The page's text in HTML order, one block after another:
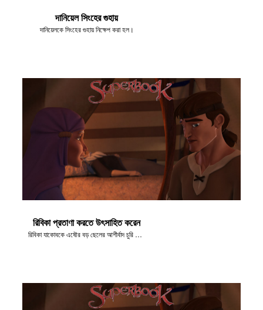
দানিয়েল সিংহের গুহায়
দানিয়েলকে সিংহের গুহায় নিক্ষেপ করা হল।
রিবিকা প্রতাণা করতে উৎসাহিত করেন
রিবিকা যাকোবকে এষৌর বড় ছেলের আশীর্বাদ চুরি করতে বলে